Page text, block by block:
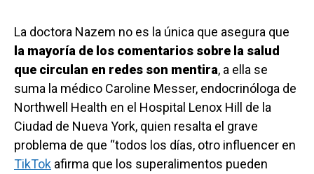
La doctora Nazem no es la única que asegura que
la mayoría de los comentarios sobre la salud
que circulan en redes son mentira, a ella se
suma la médico Caroline Messer, endocrinóloga de
Northwell Health en el Hospital Lenox Hill de la
Ciudad de Nueva York, quien resalta el grave
problema de que “todos los días, otro influencer en
TikTok afirma que los superalimentos pueden